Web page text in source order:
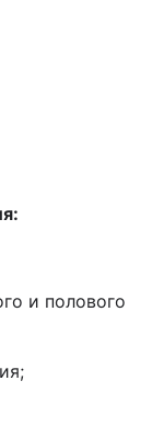
и полового